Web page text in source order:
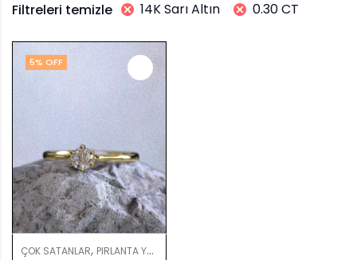
Filtreleri temizle
14K Sarı Altın 0.30 CT
5% OFF
ÇOK SATANLAR, PIRLANTA YÜZÜKLER